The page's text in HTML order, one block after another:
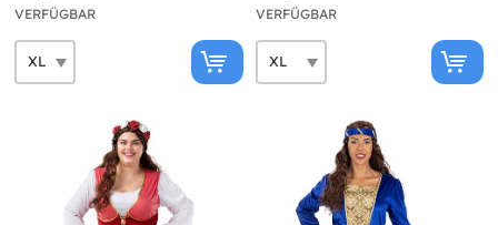
VERFÜGBAR VERFÜGBAR